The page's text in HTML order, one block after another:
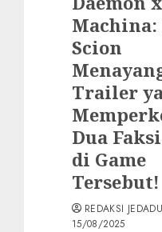
Machina:
Scion
Trailer
Dua Faksi
di Game
Tersebut!
REDAKSI
15/08/2025